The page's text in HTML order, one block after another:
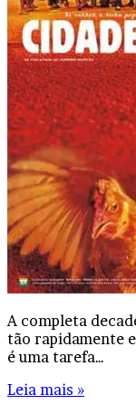
A completa
tão rapidamente
é uma tarefa…
Leia mais »